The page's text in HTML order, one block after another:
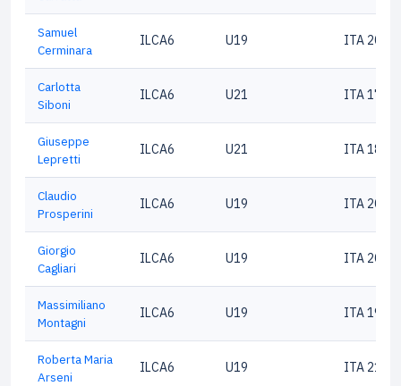
Samuel
Cerminara
ILCA6 U19 ITA
Carlotta
Siboni
ILCA6 U21 ITA
Giuseppe
Lepretti
ILCA6 U21 ITA
Claudio
Prosperini
ILCA6 U19 ITA
Giorgio
Cagliari
ILCA6 U19 ITA
Massimiliano
Montagni
ILCA6 U19 ITA
Roberta Maria
Arseni
ILCA6 U19 ITA